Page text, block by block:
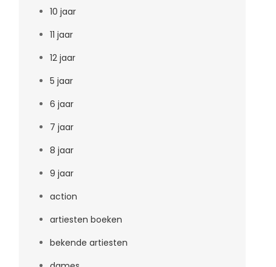
10 jaar
11 jaar
12 jaar
5 jaar
6 jaar
7 jaar
8 jaar
9 jaar
action
artiesten boeken
bekende artiesten